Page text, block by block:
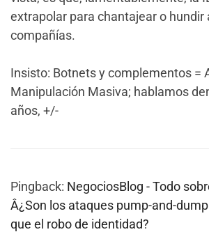
extrapolar para chantajear o hundir
compañías.
Insisto: Botnets y complementos =
Manipulación Masiva; hablamos
años, +/-
Pingback: NegociosBlog - Todo
Â¿Son los ataques pump-and-
que el robo de identidad?